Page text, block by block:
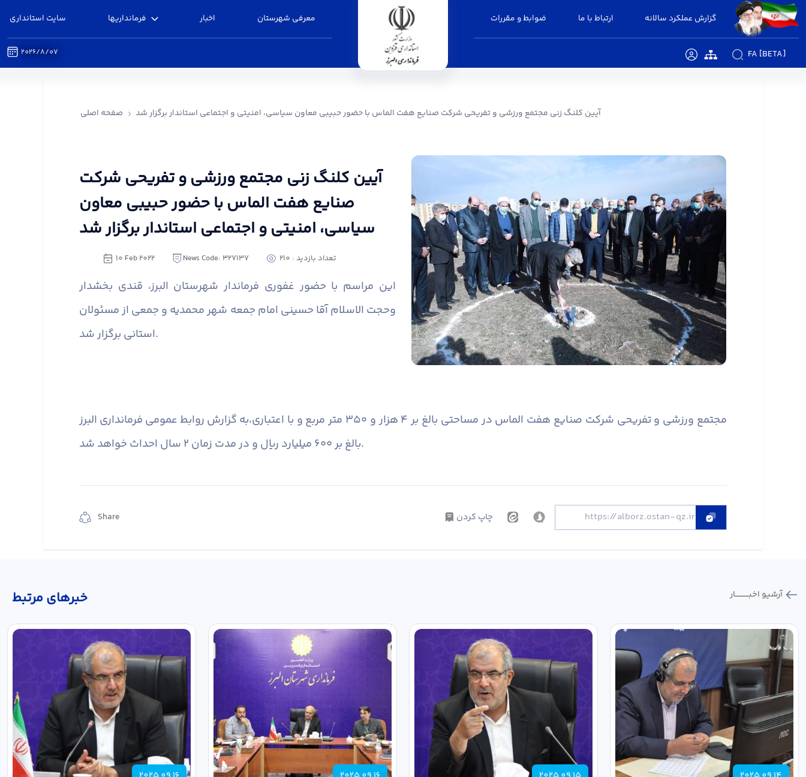
سایت استانداری فرمانداریها اخبار معرفی شهرستان ضوابط و مقررات ارتباط با ما گزارش عملکرد سالانه
FA [BETA]
2026/8/07
صفحه اصلی آیین کلنگ زنی مجتمع ورزشی و تفریحی شرکت صنایع هفت الماس با حضور حبیبی معاون سیاسی، امنیتی و اجتماعی استاندار برگزار شد
آیین کلنگ زنی مجتمع ورزشی و تفریحی شرکت
صنایع هفت الماس با حضور حبیبی معاون
سیاسی، امنیتی و اجتماعی استاندار برگزار شد
10 Feb 2022 News Code: 327137 تعداد بازدید : 210
این مراسم با حضور غفوری فرماندار شهرستان البرز، قندی بخشدار
وحجت الاسلام آقا حسینی امام جمعه شهر محمدیه و جمعی از مسئولان
استانی برگزار شد.
به گزارش روابط عمومی فرمانداری البرز،مجتمع ورزشی و تفریحی شرکت صنایع هفت الماس در مساحتی بالغ بر ۴ هزار و ۳۵۰ متر مربع و با اعتباری
بالغ بر ۶۰۰ میلیارد ریال و در مدت زمان ۲ سال احداث خواهد شد.
Share چاپ کردن
خبر‌های مرتبط آرشیو اخبـــــــــــار